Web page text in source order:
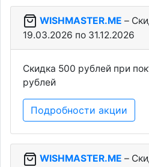
WISHMASTER.ME –
19.03.2026 по 31.12.2026
Скидка 500 рублей при
рублей
Подробности акции
WISHMASTER.ME –